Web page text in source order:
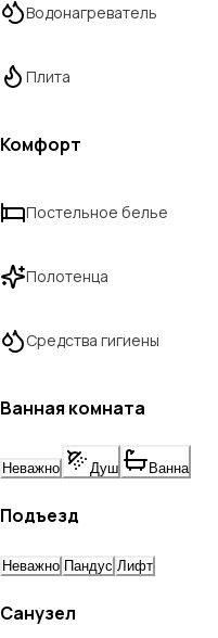
Водонагреватель
Плита
Комфорт
Постельное белье
Полотенца
Средства гигиены
Ванная комната
Неважно Душ Ванна
Подъезд
Неважно Пандус Лифт
Санузел